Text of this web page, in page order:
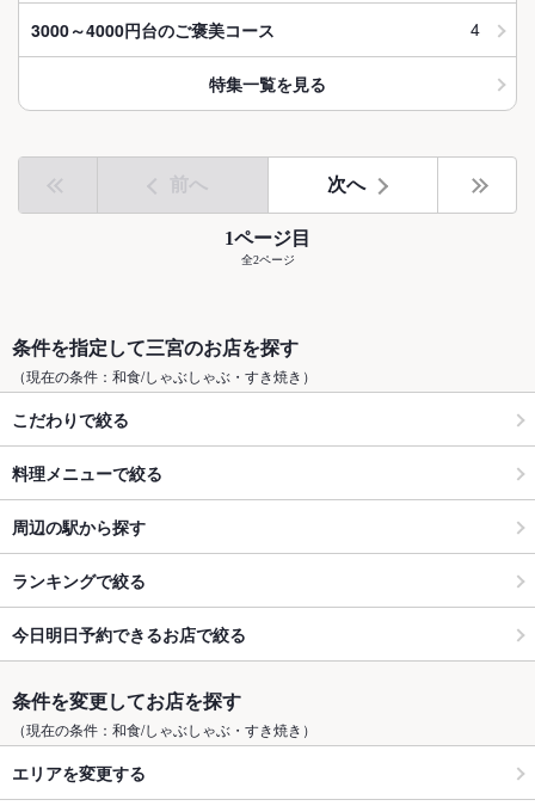
3000～4000円台のご褒美コース 4
特集一覧を見る
前へ 次へ
1ページ目
全2ページ
条件を指定して三宮のお店を探す
（現在の条件：和食/しゃぶしゃぶ・すき焼き）
こだわりで絞る
料理メニューで絞る
周辺の駅から探す
ランキングで絞る
今日明日予約できるお店で絞る
条件を変更してお店を探す
（現在の条件：和食/しゃぶしゃぶ・すき焼き）
エリアを変更する